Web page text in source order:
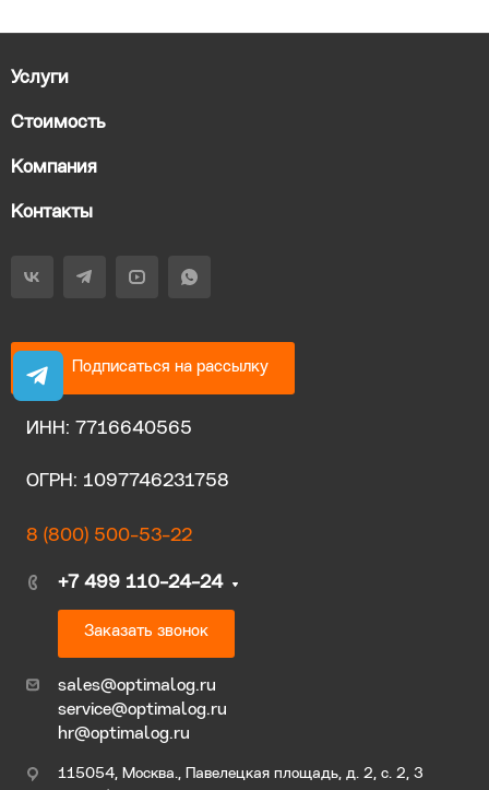
Услуги
Стоимость
Компания
Контакты
Подписаться на рассылку
ИНН: 7716640565
ОГРН: 1097746231758
8 (800) 500-53-22
+7 499 110-24-24
Заказать звонок
sales@optimalog.ru
service@optimalog.ru
hr@optimalog.ru
115054, Москва., Павелецкая площадь, д. 2, с. 2, 3